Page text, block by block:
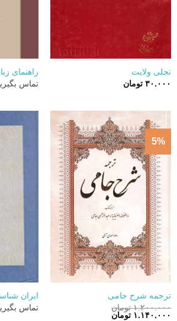
تجلی ولایت
۳۰.۰۰۰ تومان
راهنمای
تماس
5%
ترجمه شرح جامی
۱.۲۰۰.۰۰۰ تومان
قیمت
۱.۱۴۰.۰۰۰ تومانقیمت
ایران
تماس